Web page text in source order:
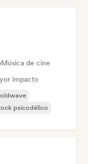
Música de cine
impacto
psicodélico